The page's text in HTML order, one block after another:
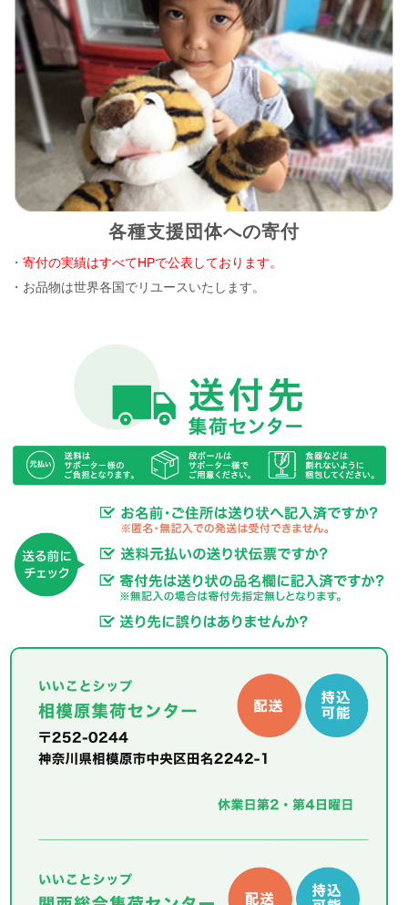
各種支援団体への寄付
・寄付の実績はすべてHPで公表しております。
・お品物は世界各国でリユースいたします。